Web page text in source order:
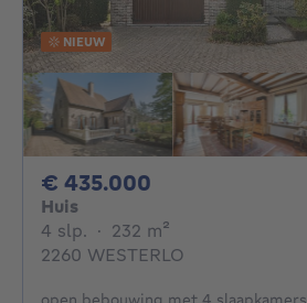
NIEUW
€ 435.000
Huis
4 slp. 4 slaapkamers
· 232 m²
2260 WESTERLO